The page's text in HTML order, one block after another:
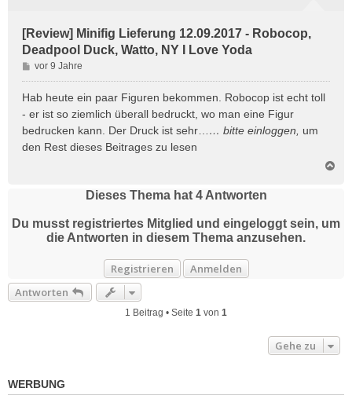
[Review] Minifig Lieferung 12.09.2017 - Robocop,
Deadpool Duck, Watto, NY I Love Yoda
B
e
i
a
g
vor 9 Jahre
Hab heute ein paar Figuren bekommen. Robocop ist echt toll
- er ist so ziemlich überall bedruckt, wo man eine Figur
bedrucken kann. Der Druck ist sehr… … bitte einloggen
um
den Rest dieses Beitrages zu lesen
b
Dieses Thema hat 4Antworten
Du musst registriertes Mitglied und eingeloggt sein, um
die Antworten in diesem Thema anzusehen.
Registrieren
Anmelden
Antworten
1 Beitrag • Seite 1 von 1
Gehe zu
WERBUNG